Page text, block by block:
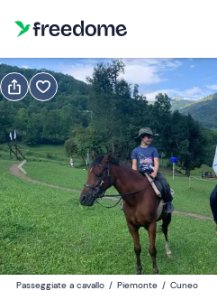
Prenota
Navigate
forward
to
interact
with
the
calendar
09:30
Partecipanti
110 €
Passeggiate a cavallo / Piemonte / Cuneo